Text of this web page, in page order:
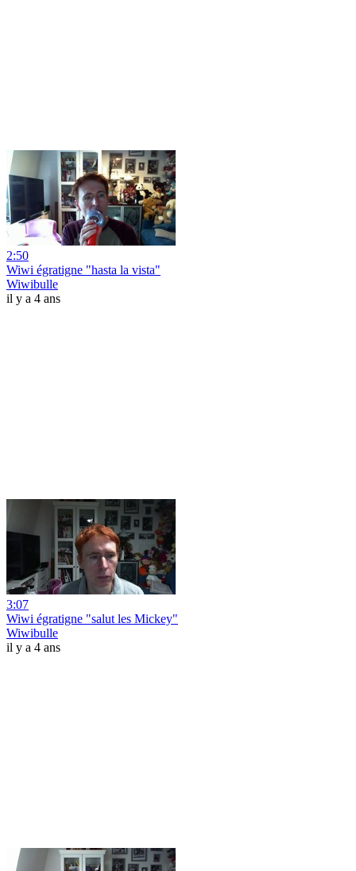
2:50
Wiwi égratigne "hasta la vista"
Wiwibulle
il y a 4 ans
3:07
Wiwi égratigne "salut les Mickey"
Wiwibulle
il y a 4 ans